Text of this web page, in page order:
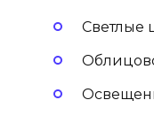
Светлые